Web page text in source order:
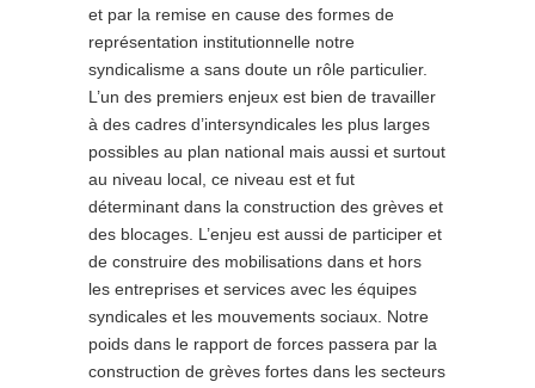
et par la remise en cause des formes de
représentation institutionnelle notre
syndicalisme a sans doute un rôle particulier.
L’un des premiers enjeux est bien de travailler
à des cadres d’intersyndicales les plus larges
possibles au plan national mais aussi et surtout
au niveau local, ce niveau est et fut
déterminant dans la construction des grèves et
des blocages. L’enjeu est aussi de participer et
de construire des mobilisations dans et hors
les entreprises et services avec les équipes
syndicales et les mouvements sociaux. Notre
poids dans le rapport de forces passera par la
construction de grèves fortes dans les secteurs